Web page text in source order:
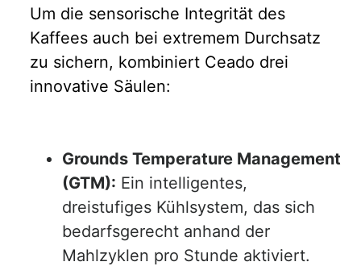
Um die sensorische Integrität des
Kaffees auch bei extremem Durchsatz
zu sichern, kombiniert Ceado drei
innovative Säulen:
Grounds Temperature Management
(GTM): Ein intelligentes,
dreistufiges Kühlsystem, das sich
bedarfsgerecht anhand der
Mahlzyklen pro Stunde aktiviert.